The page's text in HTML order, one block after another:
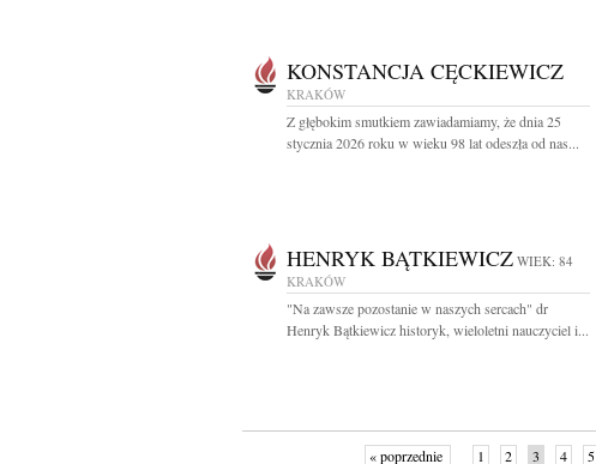
KONSTANCJA CĘCKIEWICZ
KRAKÓW
Z głębokim smutkiem zawiadamiamy, że dnia 25
stycznia 2026 roku w wieku 98 lat odeszła od nas...
HENRYK BĄTKIEWICZ WIEK: 84
KRAKÓW
"Na zawsze pozostanie w naszych sercach" dr
Henryk Bątkiewicz historyk, wieloletni nauczyciel i...
« poprzednie 1 2 3 4 5